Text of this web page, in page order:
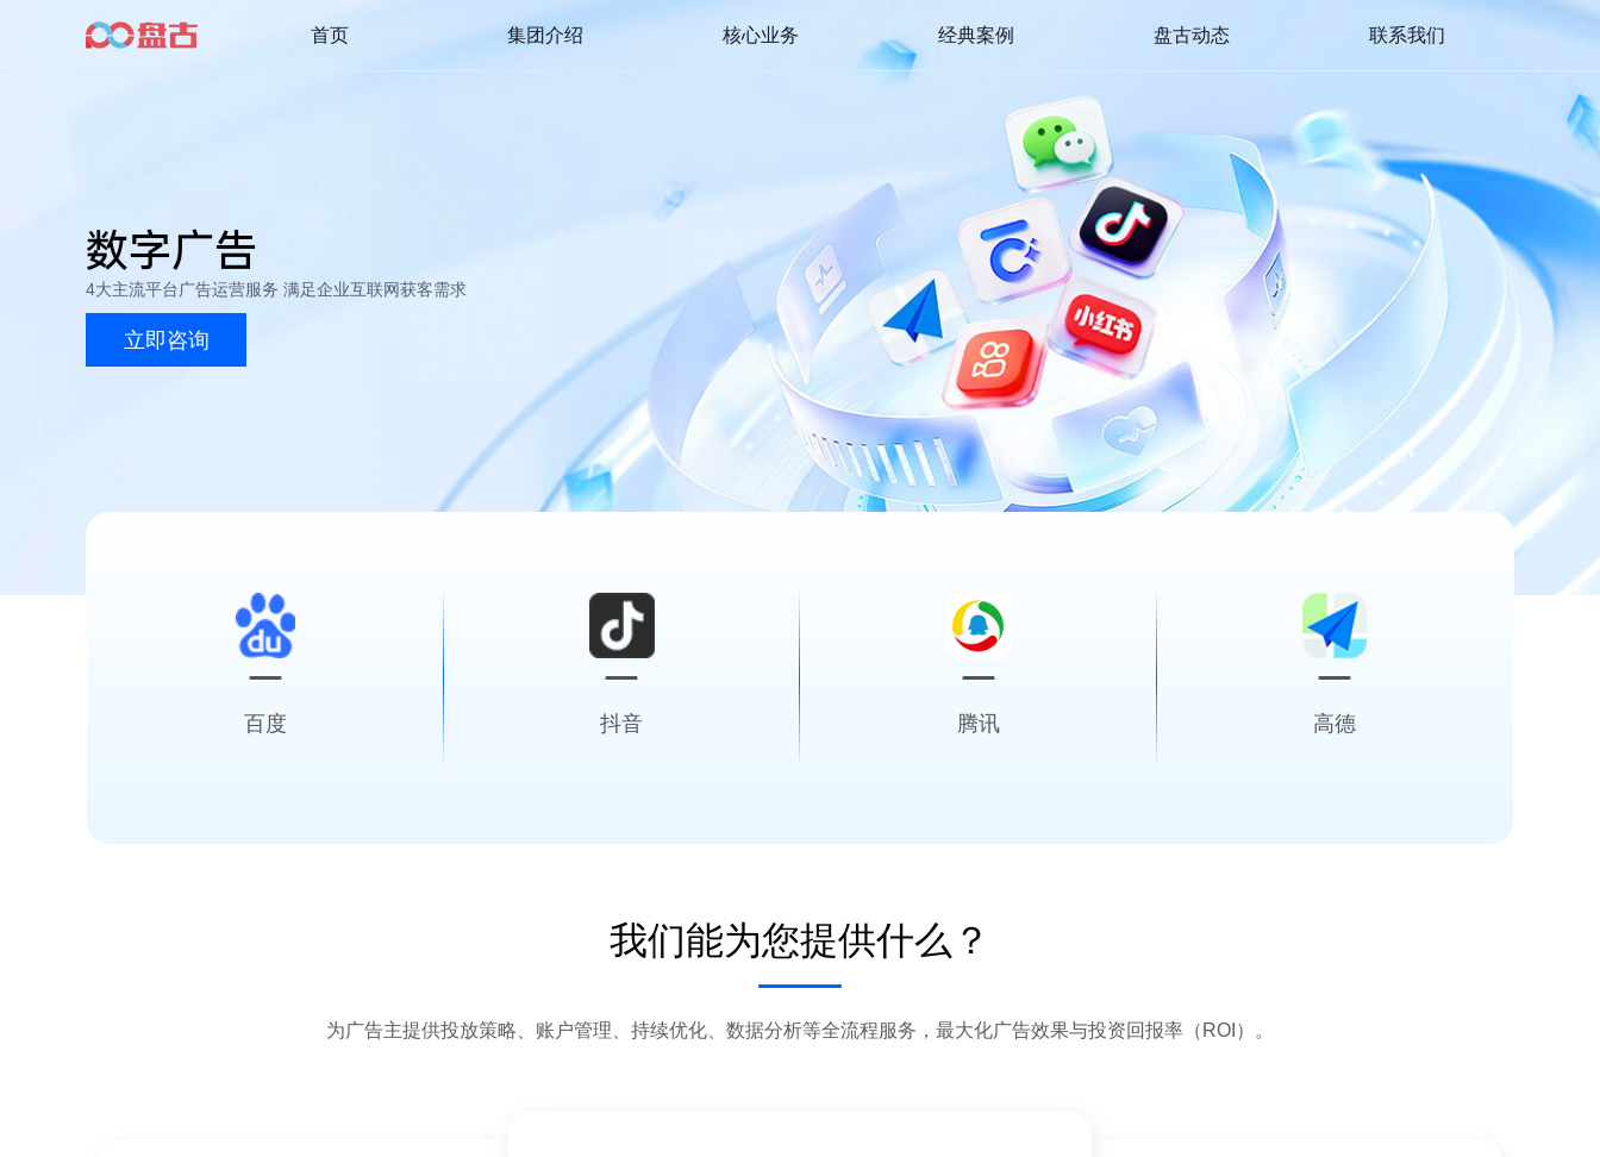
首页 集团介绍 核心业务 经典案例 盘古动态 联系我们
数字广告
4大主流平台广告运营服务 满足企业互联网获客需求
立即咨询
百度 抖音
激发创造 驱动生意
商业可持续增长
腾讯
公私域协同引流，多场景创意触达
全周期智能转化
高德
我们能为您提供什么？
为广告主提供投放策略、账户管理、持续优化、数据分析等全流程服务，最大化广告效果与投资回报率（ROI）。